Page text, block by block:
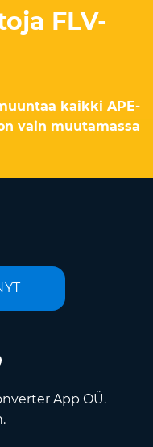
FLV-
kaikki APE-
vain muutamassa
App OÜ.